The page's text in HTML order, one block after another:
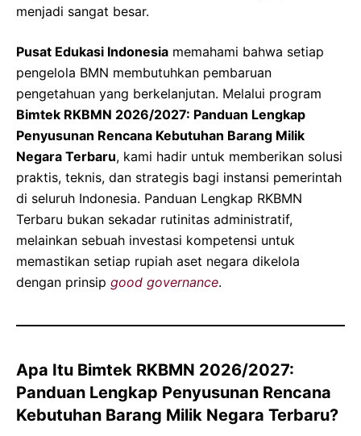
menjadi sangat besar.
Pusat Edukasi Indonesia memahami bahwa setiap
pengelola BMN membutuhkan pembaruan
pengetahuan yang berkelanjutan. Melalui program
Bimtek RKBMN 2026/2027: Panduan Lengkap
Penyusunan Rencana Kebutuhan Barang Milik
Negara Terbaru, kami hadir untuk memberikan solusi
praktis, teknis, dan strategis bagi instansi pemerintah
di seluruh Indonesia. Panduan Lengkap RKBMN
Terbaru bukan sekadar rutinitas administratif,
melainkan sebuah investasi kompetensi untuk
memastikan setiap rupiah aset negara dikelola
dengan prinsip good governance.
Apa Itu Bimtek RKBMN 2026/2027:
Panduan Lengkap Penyusunan Rencana
Kebutuhan Barang Milik Negara Terbaru?